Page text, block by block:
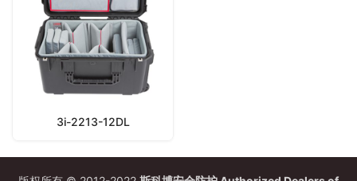
3i-2213-12DL